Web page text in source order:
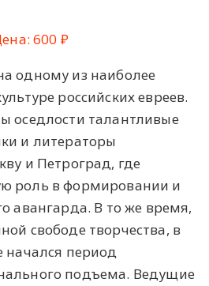
600 ₽
одному из наиболее
российских евреев.
оседлости талантливые
и литераторы
и Петроград, где
роль в формировании и
авангарда. В то же время,
свободе творчества, в
начался период
подъема. Ведущие